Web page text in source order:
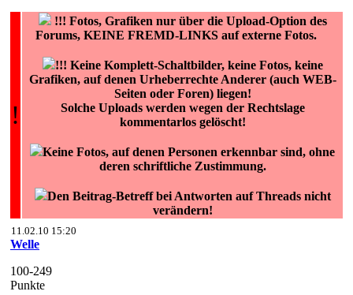
!
!!! Fotos, Grafiken nur über die Upload-Option des
Forums, KEINE FREMD-LINKS auf externe Fotos.
!!! Keine Komplett-Schaltbilder, keine Fotos, keine
Grafiken, auf denen Urheberrechte Anderer (auch WEB-
Seiten oder Foren) liegen!
Solche Uploads werden wegen der Rechtslage
kommentarlos gelöscht!
Keine Fotos, auf denen Personen erkennbar sind, ohne
deren schriftliche Zustimmung.
Den Beitrag-Betreff bei Antworten auf Threads nicht
verändern!
11.02.10 15:20
Welle
100-249
Punkte